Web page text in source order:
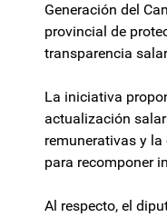
Generación del
provincial de
transparencia
La iniciativa
actualización
remunerativas y
para recomponer
Al respecto, el